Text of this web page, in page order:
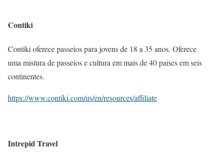
Contiki
Contiki oferece passeios para jovens de 18 a 35 anos. Oferece
uma mistura de passeios e cultura em mais de 40 países em seis
continentes.
https://www.contiki.com/us/en/resources/affiliate
Intrepid Travel